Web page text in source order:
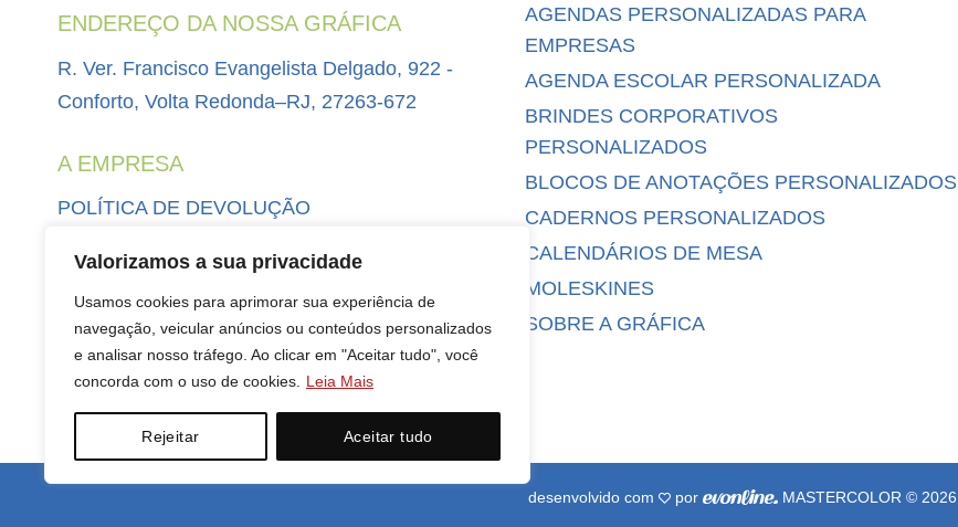
Valorizamos a sua privacidade
Usamos cookies para aprimorar sua experiência de
navegação, veicular anúncios ou conteúdos personalizados
e analisar nosso tráfego. Ao clicar em "Aceitar tudo", você
concorda com o uso de cookies.
Leia Mais
Rejeitar Aceitar tudo
ENDEREÇO DA NOSSA GRÁFICA
R. Ver. Francisco Evangelista Delgado, 922 -
Conforto, Volta Redonda–RJ, 27263-672
A EMPRESA
POLÍTICA DE DEVOLUÇÃO
CONTATO
AGENDAS PERSONALIZADAS PARA
EMPRESAS
AGENDA ESCOLAR PERSONALIZADA
BRINDES CORPORATIVOS
PERSONALIZADOS
BLOCOS DE ANOTAÇÕES PERSONALIZADOS
CADERNOS PERSONALIZADOS
CALENDÁRIOS DE MESA
MOLESKINES
SOBRE A GRÁFICA
desenvolvido com por MASTERCOLOR © 2026